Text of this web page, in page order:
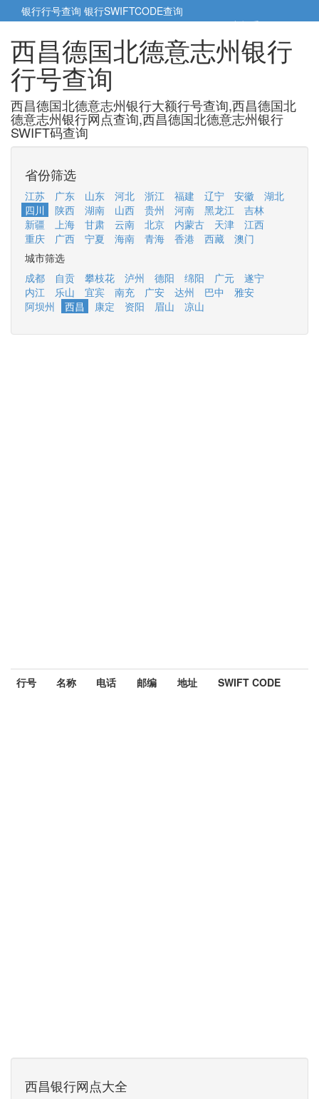
银行行号查询 银行SWIFTCODE查询
5cm小帮手5cm.cn
西昌德国北德意志州银行
行号查询
西昌德国北德意志州银行大额行号查询,西昌德国北
德意志州银行网点查询,西昌德国北德意志州银行
SWIFT码查询
省份筛选
江苏 广东 山东 河北 浙江 福建 辽宁 安徽
湖北
四川
陕西 湖南 山西 贵州 河南 黑龙江
吉林
新疆
上海 甘肃 云南 北京 内蒙古 天津
江西
重庆
广西 宁夏 海南 青海 香港 西藏
澳门
城市筛选
成都
自贡 攀枝花 泸州 德阳 绵阳 广元
遂宁
内江
乐山 宜宾 南充 广安 达州 巴中
雅安
阿坝州
西昌 康定 资阳 眉山 凉山
行号 名称 电话 邮编 地址 SWIFT CODE
西昌银行网点大全